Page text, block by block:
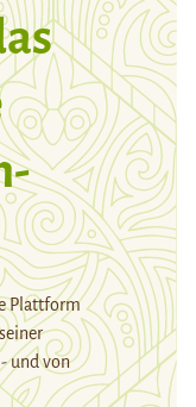
Plattform
und von